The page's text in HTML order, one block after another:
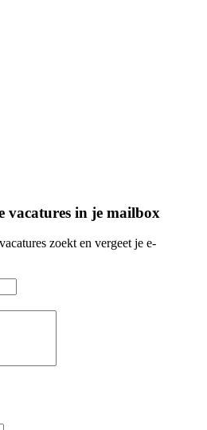
vacatures in je mailbox
zoekt en vergeet je e-